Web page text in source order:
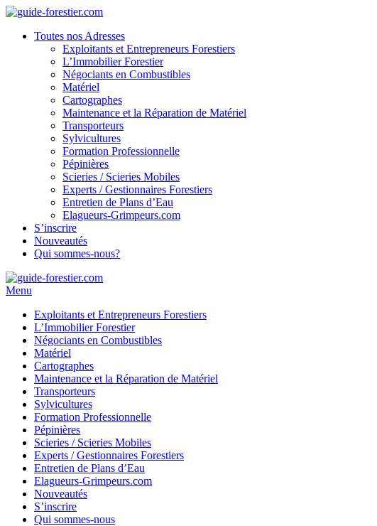
Toutes nos Adresses
Exploitants et Entrepreneurs Forestiers
L’Immobilier Forestier
Négociants en Combustibles
Matériel
Cartographes
Maintenance et la Réparation de Matériel
Transporteurs
Sylvicultures
Formation Professionnelle
Pépinières
Scieries / Scieries Mobiles
Experts / Gestionnaires Forestiers
Entretien de Plans d’Eau
Elagueurs-Grimpeurs.com
S’inscrire
Nouveautés
Qui sommes-nous?
Menu
Exploitants et Entrepreneurs Forestiers
L’Immobilier Forestier
Négociants en Combustibles
Matériel
Cartographes
Maintenance et la Réparation de Matériel
Transporteurs
Sylvicultures
Formation Professionnelle
Pépinières
Scieries / Scieries Mobiles
Experts / Gestionnaires Forestiers
Entretien de Plans d’Eau
Elagueurs-Grimpeurs.com
Nouveautés
S’inscrire
Qui sommes-nous